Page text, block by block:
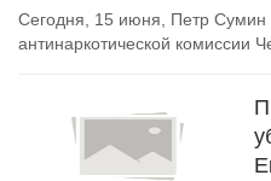
Сегодня, 15 июня, Петр Сумин
антинаркотической комиссии